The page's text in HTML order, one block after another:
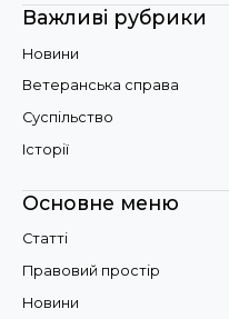
Важливі рубрики
Новини
Ветеранська справа
Суспільство
Історії
Основне меню
Статті
Правовий простір
Новини